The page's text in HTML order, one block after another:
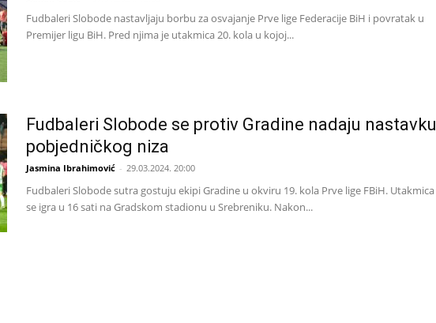
Fudbaleri Slobode nastavljaju borbu za osvajanje Prve lige Federacije BiH i povratak u
Premijer ligu BiH. Pred njima je utakmica 20. kola u kojoj...
Fudbaleri Slobode se protiv Gradine nadaju nastavku
pobjedničkog niza
Jasmina Ibrahimović - 29.03.2024. 20:00
Fudbaleri Slobode sutra gostuju ekipi Gradine u okviru 19. kola Prve lige FBiH. Utakmica
se igra u 16 sati na Gradskom stadionu u Srebreniku. Nakon...